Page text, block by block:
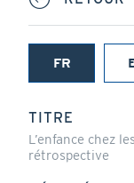
FR
(onglet
TITRE
L’enfance chez
rétrospective